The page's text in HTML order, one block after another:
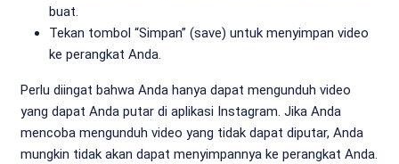
buat.
Tekan tombol “Simpan” (save) untuk menyimpan video
ke perangkat Anda.
Perlu diingat bahwa Anda hanya dapat mengunduh video
yang dapat Anda putar di aplikasi Instagram. Jika Anda
mencoba mengunduh video yang tidak dapat diputar, Anda
mungkin tidak akan dapat menyimpannya ke perangkat Anda.